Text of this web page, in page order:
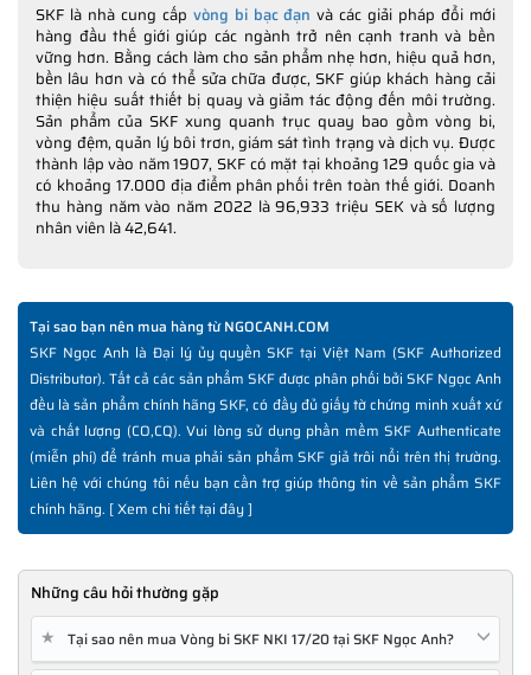
SKF là nhà cung cấp vòng bi bạc đạn và các giải pháp đổi mới
hàng đầu thế giới giúp các ngành trở nên cạnh tranh và bền
vững hơn. Bằng cách làm cho sản phẩm nhẹ hơn, hiệu quả hơn,
bền lâu hơn và có thể sửa chữa được, SKF giúp khách hàng cải
thiện hiệu suất thiết bị quay và giảm tác động đến môi trường.
Sản phẩm của SKF xung quanh trục quay bao gồm vòng bi,
vòng đệm, quản lý bôi trơn, giám sát tình trạng và dịch vụ. Được
thành lập vào năm 1907, SKF có mặt tại khoảng 129 quốc gia và
có khoảng 17.000 địa điểm phân phối trên toàn thế giới. Doanh
thu hàng năm vào năm 2022 là 96,933 triệu SEK và số lượng
nhân viên là 42,641.
Tại sao bạn nên mua hàng từ NGOCANH.COM
SKF Ngọc Anh là Đại lý ủy quyền SKF tại Việt Nam (SKF Authorized
Distributor). Tất cả các sản phẩm SKF được phân phối bởi SKF Ngọc Anh
đều là sản phẩm chính hãng SKF, có đầy đủ giấy tờ chứng minh xuất xứ
và chất lượng (CO,CQ). Vui lòng sử dụng phần mềm SKF Authenticate
(miễn phí) để tránh mua phải sản phẩm SKF giả trôi nổi trên thị trường.
Liên hệ với chúng tôi nếu bạn cần trợ giúp thông tin về sản phẩm SKF
chính hãng. [Xem chi tiết tại đây]
Những câu hỏi thường gặp
★ Tại sao nên mua Vòng bi SKF NKI 17/20 tại SKF Ngọc Anh?